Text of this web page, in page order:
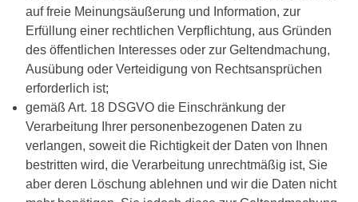
auf freie Meinungsäußerung und Information, zur
Erfüllung einer rechtlichen Verpflichtung, aus Gründen
des öffentlichen Interesses oder zur Geltendmachung,
Ausübung oder Verteidigung von Rechtsansprüchen
erforderlich ist;
gemäß Art. 18 DSGVO die Einschränkung der
Verarbeitung Ihrer personenbezogenen Daten zu
verlangen, soweit die Richtigkeit der Daten von Ihnen
bestritten wird, die Verarbeitung unrechtmäßig ist, Sie
aber deren Löschung ablehnen und wir die Daten nicht